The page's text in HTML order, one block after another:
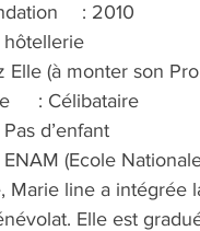
Date d’entrer a la Fondation	: 2010
de Formation	: hôtellerie
: Chez Elle (à monter
Situation Matrimoniale	: Célibataire
d’enfant	: Pas d’enfant
de Formation	: ENAM
Marie line a
Elle est